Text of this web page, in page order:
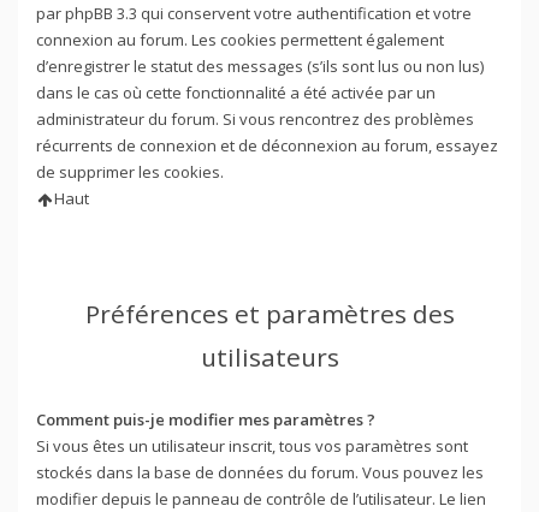
par phpBB 3.3 qui conservent votre authentification et votre
connexion au forum. Les cookies permettent également
d’enregistrer le statut des messages (s’ils sont lus ou non lus)
dans le cas où cette fonctionnalité a été activée par un
administrateur du forum. Si vous rencontrez des problèmes
récurrents de connexion et de déconnexion au forum, essayez
de supprimer les cookies.
Haut
Préférences et paramètres des
utilisateurs
Comment puis-je modifier mes paramètres ?
Si vous êtes un utilisateur inscrit, tous vos paramètres sont
stockés dans la base de données du forum. Vous pouvez les
modifier depuis le panneau de contrôle de l’utilisateur. Le lien